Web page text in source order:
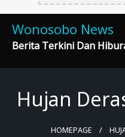
Wonosobo News
Berita Terkini Dan
Hujan
HOMEPAGE